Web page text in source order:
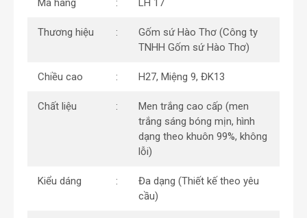
Mã hàng LH 17
Thương hiệu
Gốm sứ Hào Thơ (Công ty
TNHH Gốm sứ Hào Thơ)
Chiều cao H27, Miệng 9, ĐK13
Chất liệu
Men trắng cao cấp (men
trắng sáng bóng mịn, hình
dạng theo khuôn 99%, không
lỗi)
Kiểu dáng
Đa dạng (Thiết kế theo yêu
cầu)